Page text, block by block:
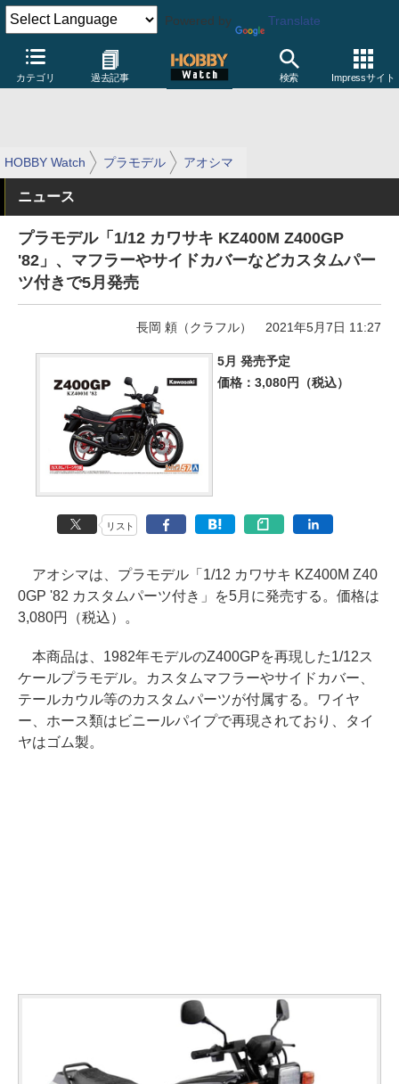
Powered by Translate
カテゴリ 過去記事 検索 Impressサイト
HOBBY Watch プラモデル アオシマ
ニュース
プラモデル「1/12 カワサキ KZ400M Z400GP
'82」、マフラーやサイドカバーなどカスタムパー
ツ付きで5月発売
長岡 頼（クラフル） 2021年5月7日 11:27
5月 発売予定
価格：3,080円（税込）
リスト
アオシマは、プラモデル「1/12 カワサキ KZ400M Z40
0GP '82 カスタムパーツ付き」を5月に発売する。価格は
3,080円（税込）。
本商品は、1982年モデルのZ400GPを再現した1/12ス
ケールプラモデル。カスタムマフラーやサイドカバー、
テールカウル等のカスタムパーツが付属する。ワイヤ
ー、ホース類はビニールパイプで再現されており、タイ
ヤはゴム製。